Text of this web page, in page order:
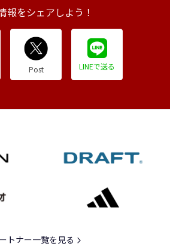
報をシェアしよう！
Post LINEで送る
トナー一覧を見る